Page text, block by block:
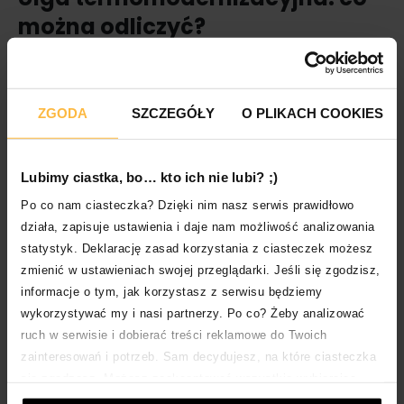
ZGODA SZCZEGÓŁY O PLIKACH COOKIES
Lubimy ciastka, bo… kto ich nie lubi? ;)
Po co nam ciasteczka? Dzięki nim nasz serwis prawidłowo
działa, zapisuje ustawienia i daje nam możliwość analizowania
statystyk. Deklarację zasad korzystania z ciasteczek możesz
zmienić w ustawieniach swojej przeglądarki. Jeśli się zgodzisz,
informacje o tym, jak korzystasz z serwisu będziemy
wykorzystywać my i nasi partnerzy. Po co? Żeby analizować
ruch w serwisie i dobierać treści reklamowe do Twoich
zainteresowań i potrzeb. Sam decydujesz, na które ciasteczka
„Akceptuje wszystkie i przechodzę DALEJ”; dostosować
można odliczyć?
Wydatki, które można odliczyć w ramach ulgi
termomodernizacyjnej, są określone w załączniku
do rozporządzenia Ministra Inwestycji i Rozwoju z
dnia 21 grudnia 2018 r. w sprawie określenia wykazu
usług związanych z realizacją przedsięwzięć
odliczyć wydatki dotyczące termomodernizacji,
która zostanie zakończona w okresie trzech
kolejnych lat, licząc od końca roku podatkowego, w
którym poniesiony został pierwszy wydatek.
Z ulgi nie mogą natomiast skorzystać osoby, które
uzyskały dofinansowanie do termomodernizacji ze
środków Narodowego Funduszu Ochrony